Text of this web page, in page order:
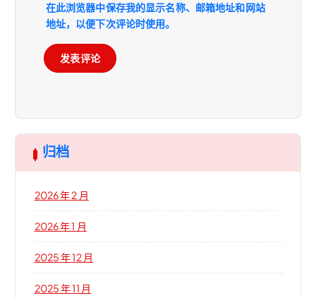
在此浏览器中保存我的显示名称、邮箱地址和网站
地址，以便下次评论时使用。
归档
2026 年 2 月
2026 年 1 月
2025 年 12 月
2025 年 11 月